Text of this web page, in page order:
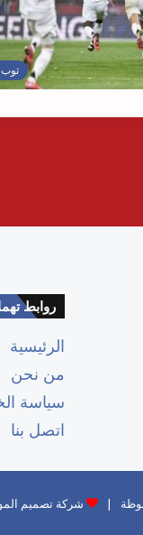
توب
روابط
الرئيسية
من نحن
سياسة
اتصل بنا
شركة تصميم